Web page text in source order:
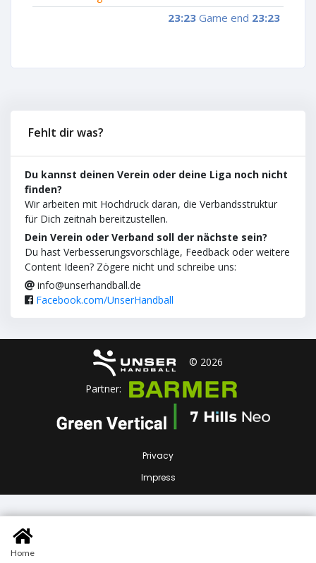
23:23 Game end 23:23
Fehlt dir was?
Du kannst deinen Verein oder deine Liga noch nicht
finden?
Wir arbeiten mit Hochdruck daran, die Verbandsstruktur
für Dich zeitnah bereitzustellen.
Dein Verein oder Verband soll der nächste sein?
Du hast Verbesserungsvorschläge, Feedback oder weitere
Content Ideen? Zögere nicht und schreibe uns:
info@unserhandball.de
Facebook.com/UnserHandball
© 2026
Partner:
Privacy
Impress
Home